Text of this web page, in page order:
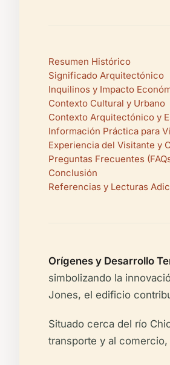
Resumen Histórico
Significado Arquitectónico
Inquilinos y Impacto
Contexto Cultural y Urbano
Contexto Arquitectónico y
Información Práctica para
Experiencia del Visitante y
Preguntas Frecuentes
Conclusión
Referencias y Lecturas
Orígenes y Desarrollo
simbolizando la
Jones, el edificio
Situado cerca del río
transporte y al